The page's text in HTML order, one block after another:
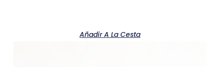
Añadir A La Cesta